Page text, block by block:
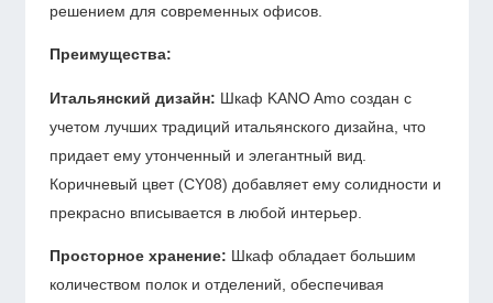
решением для современных офисов.
Преимущества:
Итальянский дизайн: Шкаф KANO Amo создан с
учетом лучших традиций итальянского дизайна, что
придает ему утонченный и элегантный вид.
Коричневый цвет (CY08) добавляет ему солидности и
прекрасно вписывается в любой интерьер.
Просторное хранение: Шкаф обладает большим
количеством полок и отделений, обеспечивая